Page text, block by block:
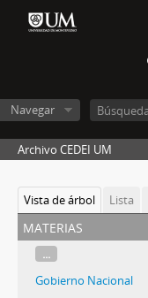
Navegar
Archivo CEDEI UM
Vista de árbol Lista
materias
...
Gobierno Nacional